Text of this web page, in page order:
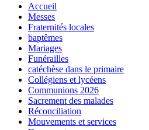
Accueil
Messes
Fraternités locales
baptêmes
Mariages
Funérailles
catéchèse dans le primaire
Collégiens et lycéens
Communions 2026
Sacrement des malades
Réconciliation
Mouvements et services